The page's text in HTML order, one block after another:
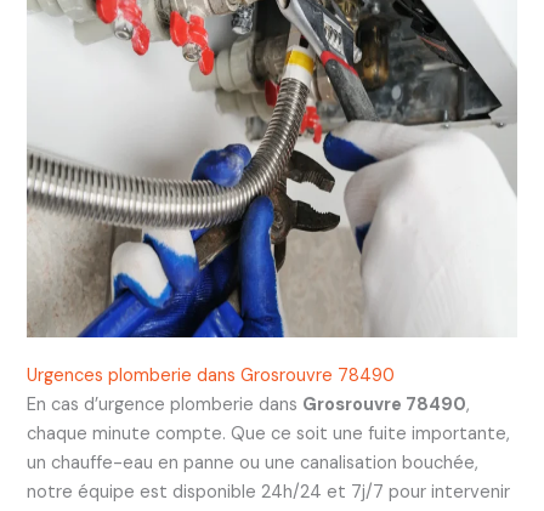
Urgences plomberie dans Grosrouvre 78490
En cas d’urgence plomberie dans Grosrouvre 78490,
chaque minute compte. Que ce soit une fuite importante,
un chauffe-eau en panne ou une canalisation bouchée,
notre équipe est disponible 24h/24 et 7j/7 pour intervenir